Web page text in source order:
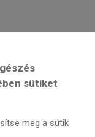
sütiket
meg a sütik